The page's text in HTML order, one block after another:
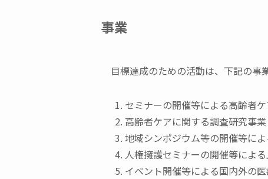
事業
目標達成のための活動は、下記の事
セミナーの開催等による高齢者
高齢者ケアに関する調査研究事業
地域シンポジウム等の開催等に
人権擁護セミナーの開催等によ
イベント開催等による国内外の